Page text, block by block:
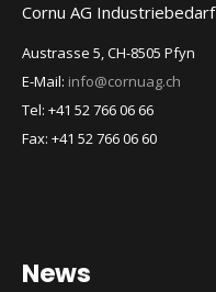
Cornu AG Industriebedarf
Austrasse 5, CH-8505 Pfyn
E-Mail: info@cornuag.ch
Tel: +41 52 766 06 66
Fax: +41 52 766 06 60
News